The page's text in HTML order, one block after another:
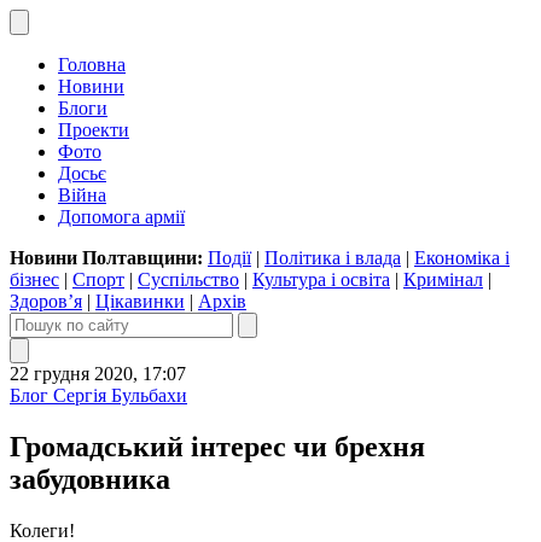
Головна
Новини
Блоги
Проекти
Фото
Досьє
Війна
Допомога армії
Новини Полтавщини: Події| Політика і влада | Економіка і
бізнес | Спорт | Суспільство | Культура і освіта | Кримінал |
Здоров’я | Цікавинки | Архів
22 грудня 2020, 17:07
Блог Сергія Бульбахи
Громадський інтерес чи брехня
забудовника
Колеги!